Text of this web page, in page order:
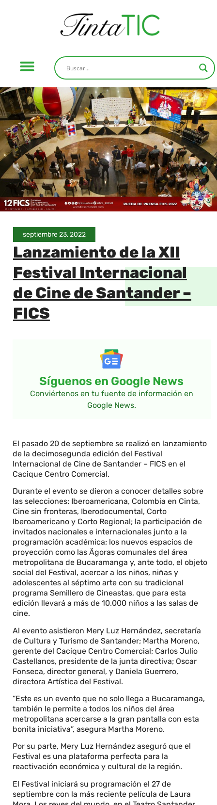
septiembre 23, 2022
Lanzamiento de la XII
Festival Internacional
de Cine de Santander –
FICS
Síguenos en Google News
Conviértenos en tu fuente de información en
Google News.
El pasado 20 de septiembre se realizó en lanzamiento
de la decimosegunda edición del Festival
Internacional de Cine de Santander – FICS en el
Cacique Centro Comercial.
Durante el evento se dieron a conocer detalles sobre
las selecciones: Iberoamericana, Colombia en Cinta,
Cine sin fronteras, Iberodocumental, Corto
Iberoamericano y Corto Regional; la participación de
invitados nacionales e internacionales junto a la
programación académica; los nuevos espacios de
proyección como las Ägoras comunales del área
metropolitana de Bucaramanga y, ante todo, el objeto
social del Festival, acercar a los niños, niñas y
adolescentes al séptimo arte con su tradicional
programa Semillero de Cineastas, que para esta
edición llevará a más de 10.000 niños a las salas de
cine.
Al evento asistieron Mery Luz Hernández, secretaría
de Cultura y Turismo de Santander; Martha Moreno,
gerente del Cacique Centro Comercial; Carlos Julio
Castellanos, presidente de la junta directiva; Oscar
Fonseca, director general, y Daniela Guerrero,
directora Artística del Festival.
“Este es un evento que no solo llega a Bucaramanga,
también le permite a todos los niños del área
metropolitana acercarse a la gran pantalla con esta
bonita iniciativa”, asegura Martha Moreno.
Por su parte, Mery Luz Hernández aseguró que el
Festival es una plataforma perfecta para la
reactivación económica y cultural de la región.
El Festival iniciará su programación el 27 de
septiembre con la más reciente película de Laura